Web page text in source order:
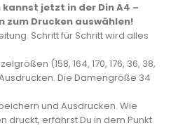
kannst jetzt in der Din A4 –
zum Drucken auswählen!
Schritt für Schritt wird alles
(158, 164, 170, 176, 36, 38,
Die Damengröße 34
und Ausdrucken. Wie
druckt, erfährst Du in dem Punkt